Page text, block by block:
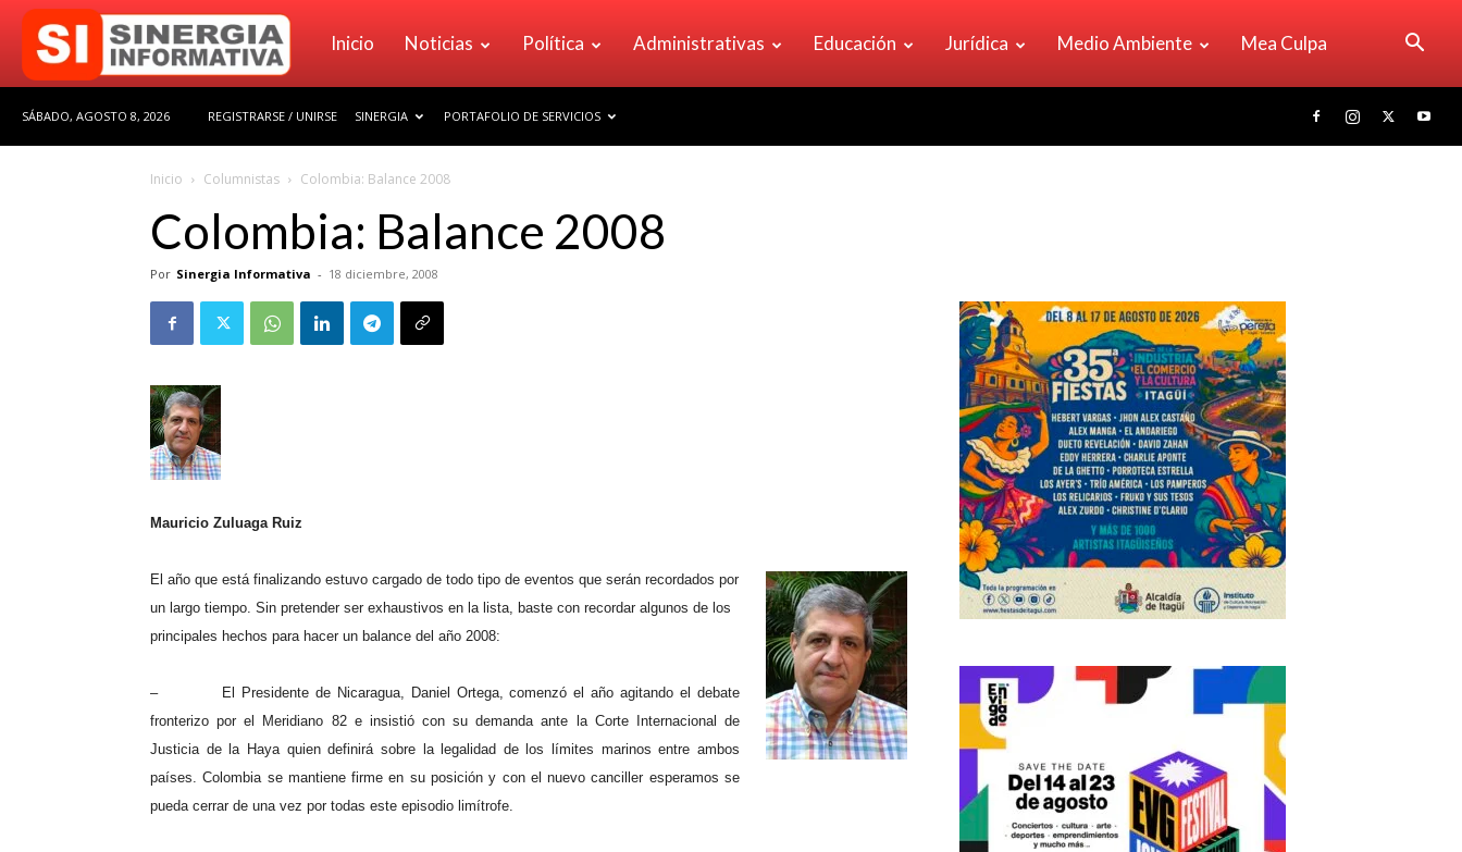
Sinergia
Inicio Noticias Política Administrativas Educación Jurídica Medio Ambiente Mea Culpa
SÁBADO, AGOSTO 8, 2026 REGISTRARSE / UNIRSE SINERGIA PORTAFOLIO DE SERVICIOS
Inicio Columnistas Colombia: Balance 2008
Colombia: Balance 2008
Por Sinergia Informativa - 18 diciembre, 2008
Mauricio Zuluaga Ruiz
El año que está finalizando estuvo cargado de todo tipo de eventos que serán recordados por
un largo tiempo. Sin pretender ser exhaustivos en la lista, baste con recordar algunos de los
principales hechos para hacer un balance del año 2008:
–
El Presidente de Nicaragua, Daniel Ortega, comenzó el año agitando el debate
fronterizo por el Meridiano 82 e insistió con su demanda ante la Corte Internacional de
Justicia de la Haya quien definirá sobre la legalidad de los límites marinos entre ambos
países. Colombia se mantiene firme en su posición y con el nuevo canciller esperamos se
pueda cerrar de una vez por todas este episodio limítrofe.